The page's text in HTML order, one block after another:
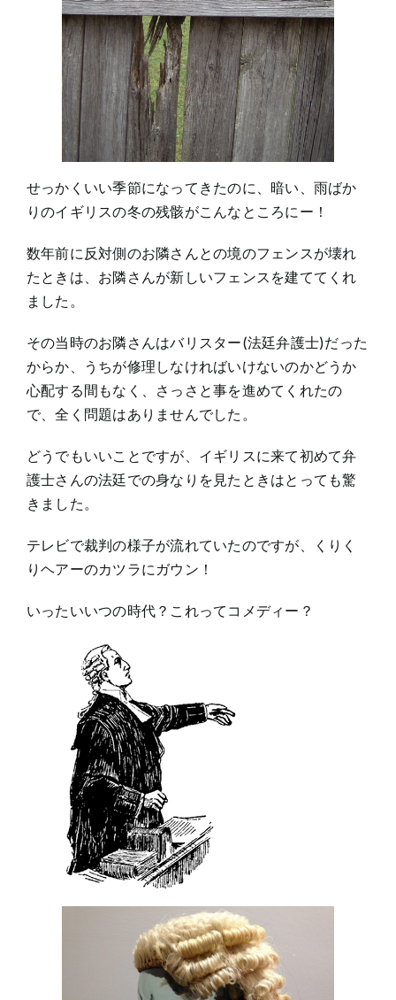
せっかくいい季節になってきたのに、暗い、雨ばか
りのイギリスの冬の残骸がこんなところにー！
数年前に反対側のお隣さんとの境のフェンスが壊れ
たときは、お隣さんが新しいフェンスを建ててくれ
ました。
その当時のお隣さんはバリスター(法廷弁護士)だった
からか、うちが修理しなければいけないのかどうか
心配する間もなく、さっさと事を進めてくれたの
で、全く問題はありませんでした。
どうでもいいことですが、イギリスに来て初めて弁
護士さんの法廷での身なりを見たときはとっても驚
きました。
テレビで裁判の様子が流れていたのですが、くりく
りヘアーのカツラにガウン！
いったいいつの時代？これってコメディー？